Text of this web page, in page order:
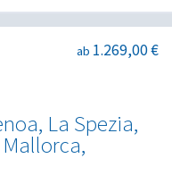
La Spezia,
ab 1.269,00 €